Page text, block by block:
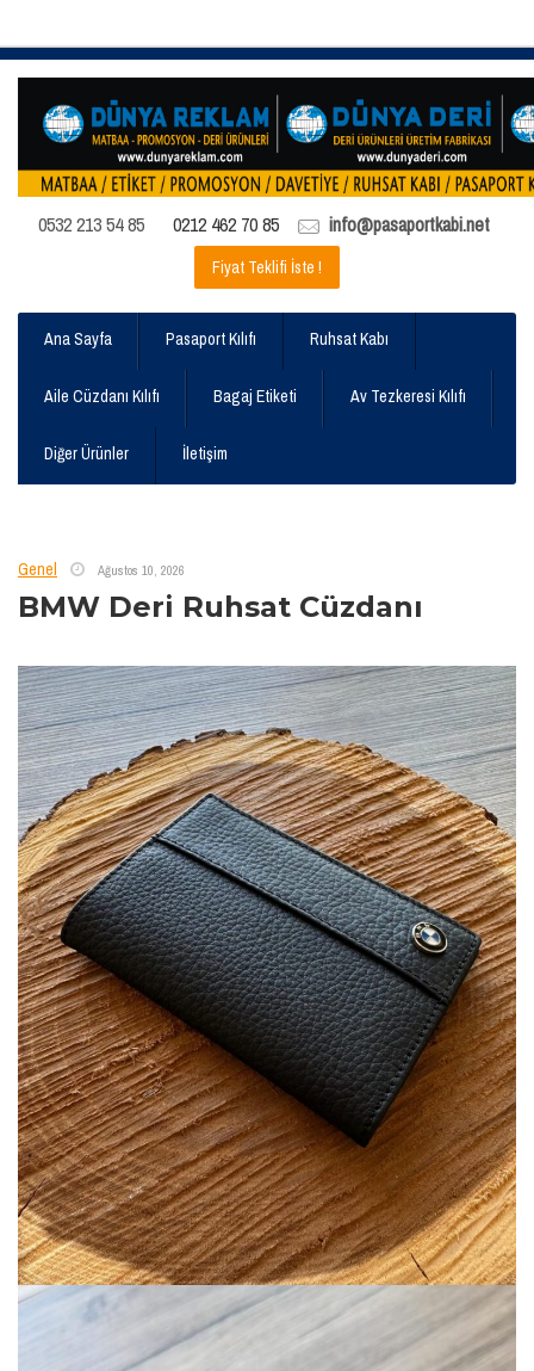
0532 213 54 85 0212 462 70 85 info@pasaportkabi.net
Fiyat Teklifi İste !
Ana Sayfa Pasaport Kılıfı Ruhsat Kabı
Aile Cüzdanı Kılıfı Bagaj Etiketi Av Tezkeresi Kılıfı
Diğer Ürünler İletişim
Genel Ağustos 10, 2026
BMW Deri Ruhsat Cüzdanı